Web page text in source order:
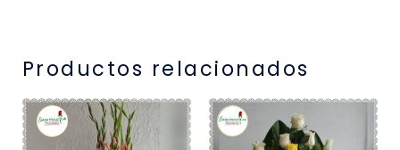
Productos relacionados